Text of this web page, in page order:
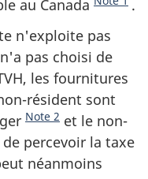
au Canada
.
n'exploite pas
pas choisi de
les fournitures
résident sont
Note 2 et le non-
percevoir la taxe
néanmoins